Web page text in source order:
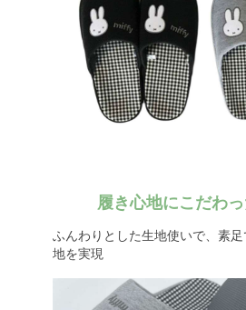
履き心地にこだわ
ふんわりとした生地使いで、素
地を実現